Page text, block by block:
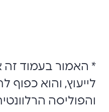
* האמור בעמוד זה
לייעוץ, והוא כפוף
והפוליסה